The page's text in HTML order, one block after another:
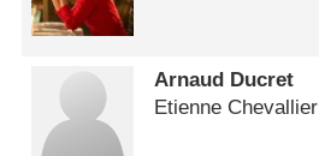
Arnaud Ducret
Etienne Chevallier